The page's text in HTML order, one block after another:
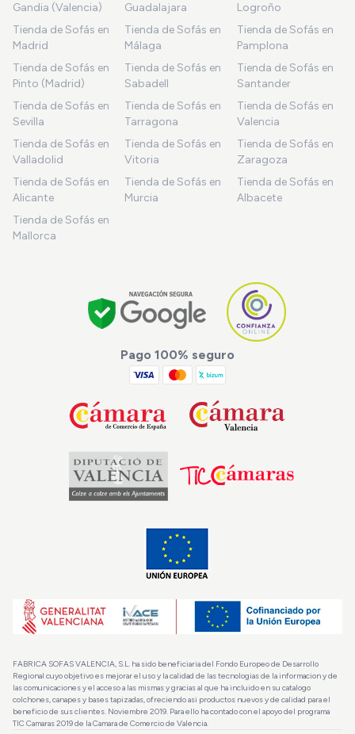
Gandia (Valencia)
Guadalajara
Logroño
Tienda de Sofás en
Madrid
Tienda de Sofás en
Málaga
Tienda de Sofás en
Pamplona
Tienda de Sofás en
Pinto (Madrid)
Tienda de Sofás en
Sabadell
Tienda de Sofás en
Santander
Tienda de Sofás en
Sevilla
Tienda de Sofás en
Tarragona
Tienda de Sofás en
Valencia
Tienda de Sofás en
Valladolid
Tienda de Sofás en
Vitoria
Tienda de Sofás en
Zaragoza
Tienda de Sofás en
Alicante
Tienda de Sofás en
Murcia
Tienda de Sofás en
Albacete
Tienda de Sofás en
Mallorca
Pago 100% seguro
FABRICA SOFAS VALENCIA, S.L. ha sido beneficiaria del Fondo Europeo de Desarrollo
Regional cuyo objetivo es mejorar el uso y la calidad de las tecnologias de la informacion y de
las comunicaciones y el acceso a las mismas y gracias al que ha incluido en su catalogo
colchones, canapes y bases tapizadas, ofreciendo asi productos nuevos y de calidad para el
beneficio de sus clientes. Noviembre 2019. Para ello ha contado con el apoyo del programa
TIC Camaras 2019 de la Camara de Comercio de Valencia.